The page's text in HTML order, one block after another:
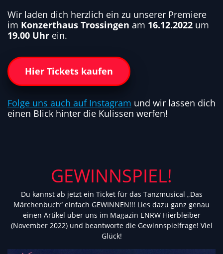
Wir laden dich herzlich ein zu unserer Premiere
im Konzerthaus Trossingen am 16.12.2022 um
19.00 Uhr ein.
Hier Tickets kaufen
Folge uns auch auf Instagram und wir lassen dich
einen Blick hinter die Kulissen werfen!
GEWINNSPIEL!
Du kannst ab jetzt ein Ticket für das Tanzmusical „Das
Märchenbuch“ einfach GEWINNEN!!! Lies dazu ganz genau
einen Artikel über uns im Magazin ENRW Hierbleiber
(November 2022) und beantworte die Gewinnspielfrage! Viel
Glück!